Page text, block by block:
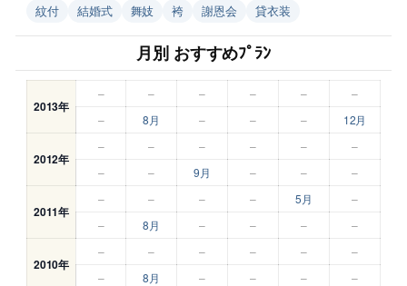
紋付
結婚式 舞妓 袴 謝恩会 貸衣装
月別 おすすめﾌﾟﾗﾝ
2013年
– – – – –
–
–
8月 – – – 12月
2012年
– – – – –
–
–
– 9月 – – –
2011年
– – – – 5月
–
–
8月 – – – –
2010年
– – – – –
–
–
8月 – – – –